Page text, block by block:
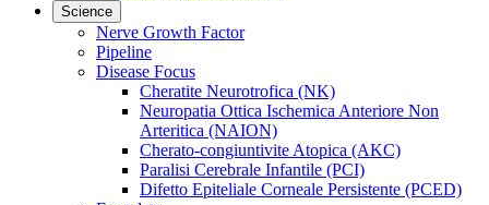
Science
Nerve Growth Factor
Pipeline
Disease Focus
Cheratite Neurotrofica (NK)
Neuropatia Ottica Ischemica Anteriore Non
Arteritica (NAION)
Cherato-congiuntivite Atopica (AKC)
Paralisi Cerebrale Infantile (PCI)
Difetto Epiteliale Corneale Persistente (PCED)